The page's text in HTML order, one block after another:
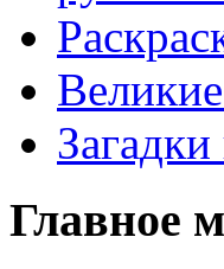
Главное